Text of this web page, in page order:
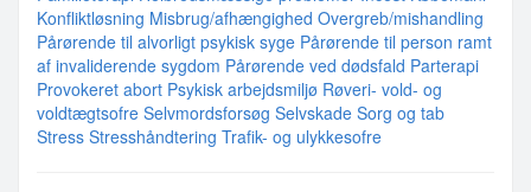
Konfliktløsning Misbrug/afhængighed Overgreb/mishandling
Pårørende til alvorligt psykisk syge Pårørende til person ramt
af invaliderende sygdom Pårørende ved dødsfald Parterapi
Provokeret abort Psykisk arbejdsmiljø Røveri- vold- og
voldtægtsofre Selvmordsforsøg Selvskade Sorg og tab
Stress Stresshåndtering Trafik- og ulykkesofre